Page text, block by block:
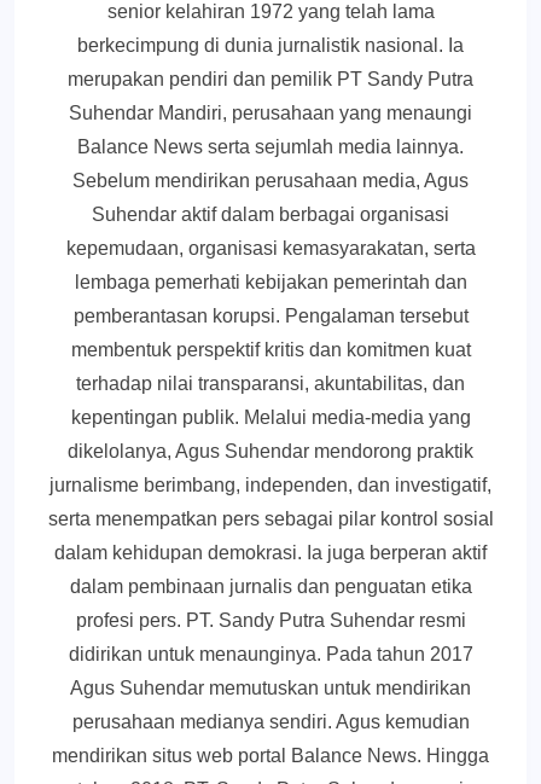
senior kelahiran 1972 yang telah lama
berkecimpung di dunia jurnalistik nasional. Ia
merupakan pendiri dan pemilik PT Sandy Putra
Suhendar Mandiri, perusahaan yang menaungi
Balance News serta sejumlah media lainnya.
Sebelum mendirikan perusahaan media, Agus
Suhendar aktif dalam berbagai organisasi
kepemudaan, organisasi kemasyarakatan, serta
lembaga pemerhati kebijakan pemerintah dan
pemberantasan korupsi. Pengalaman tersebut
membentuk perspektif kritis dan komitmen kuat
terhadap nilai transparansi, akuntabilitas, dan
kepentingan publik. Melalui media-media yang
dikelolanya, Agus Suhendar mendorong praktik
jurnalisme berimbang, independen, dan investigatif,
serta menempatkan pers sebagai pilar kontrol sosial
dalam kehidupan demokrasi. Ia juga berperan aktif
dalam pembinaan jurnalis dan penguatan etika
profesi pers. PT. Sandy Putra Suhendar resmi
didirikan untuk menaunginya. Pada tahun 2017
Agus Suhendar memutuskan untuk mendirikan
perusahaan medianya sendiri. Agus kemudian
mendirikan situs web portal Balance News. Hingga